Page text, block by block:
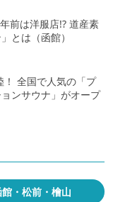
前は洋服店!? 道産素
とは（函館）
！ 全国で人気の「プ
ンサウナ」がオープ
・松前・檜山